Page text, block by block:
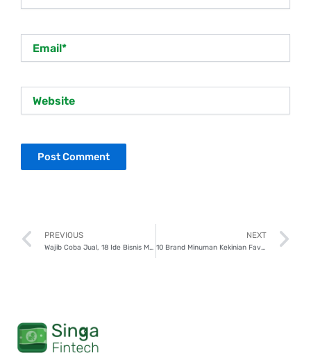
Prev
PREVIOUS
Wajib Coba Jual, 18 Ide Bisnis Makanan Kekinian
NEXT
10 Brand Minuman Kekinian Favorit, Sudah Coba?